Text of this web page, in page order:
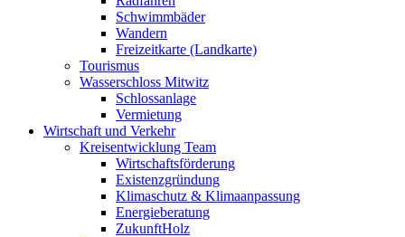
Schwimmbäder
Wandern
Freizeitkarte (Landkarte)
Tourismus
Wasserschloss Mitwitz
Schlossanlage
Vermietung
Wirtschaft und Verkehr
Kreisentwicklung Team
Wirtschaftsförderung
Existenzgründung
Klimaschutz & Klimaanpassung
Energieberatung
ZukunftHolz